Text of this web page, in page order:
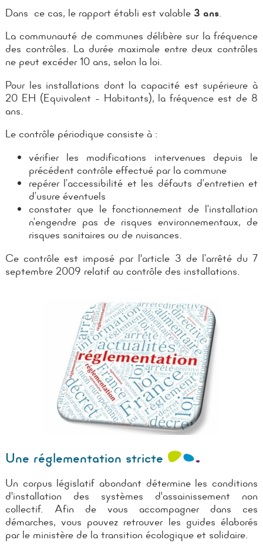
Dans ce cas, le rapport établi est valable 3 ans.
La communauté de communes délibère sur la fréquence
des contrôles. La durée maximale entre deux contrôles
ne peut excéder 10 ans, selon la loi.
Pour les installations dont la capacité est supérieure à
20 EH (Equivalent - Habitants), la fréquence est de 8
ans.
Le contrôle périodique consiste à :
vérifier les modifications intervenues depuis le
précédent contrôle effectué par la commune
repérer l’accessibilité et les défauts d’entretien et
d’usure éventuels
constater que le fonctionnement de l’installation
n’engendre pas de risques environnementaux, de
risques sanitaires ou de nuisances.
Ce contrôle est imposé par l'article 3 de l’arrêté du 7
septembre 2009 relatif au contrôle des installations.
Une réglementation stricte
Un corpus législatif abondant détermine les conditions
d'installation des systèmes d'assainissement non
collectif. Afin de vous accompagner dans ces
démarches, vous pouvez retrouver les guides élaborés
par le ministère de la transition écologique et solidaire.